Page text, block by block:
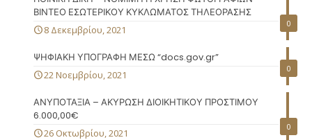
0
ΒΙΝΤΕΟ ΕΣΩΤΕΡΙΚΟΥ ΚΥΚΛΩΜΑΤΟΣ ΤΗΛΕΟΡΑΣΗΣ
8 Δεκεμβρίου, 2021
0
ΨΗΦΙΑΚΗ ΥΠΟΓΡΑΦΗ ΜΕΣΩ “docs.gov.gr”
22 Νοεμβρίου, 2021
0
ΑΝΥΠΟΤΑΞΙΑ – ΑΚΥΡΩΣΗ ΔΙΟΙΚΗΤΙΚΟΥ ΠΡΟΣΤΙΜΟΥ
6.000,00€
26 Οκτωβρίου, 2021